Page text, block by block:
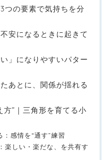
つの要素で気持ちを分
安になるときに起きて
」になりやすいパター
あとに、関係が揺れる
方”｜三角形を育てる小
：感情を“通す”練習
楽しい・楽だな、を共有す